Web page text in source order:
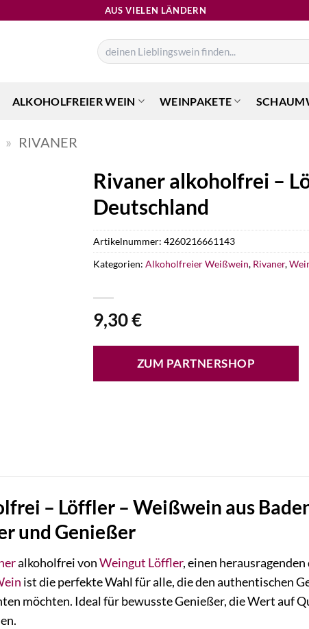
AUS VIELEN LÄNDERN
Suchen
nach:
ALKOHOLFREIER WEIN WEINPAKETE
» RIVANER
Rivaner alkoholfrei –
Deutschland
9,30€
ZUM PARTNERSHOP
Artikelnummer:4260216661143
Kategorien:Alkoholfreier Weißwein, Rivaner,
– Löffler – Weißwein aus
und Genießer
alkoholfrei vonWeingut Löffler, einen
ist die perfekte Wahl für alle, die den authentischen
möchten. Ideal für bewusste Genießer, die Wert auf